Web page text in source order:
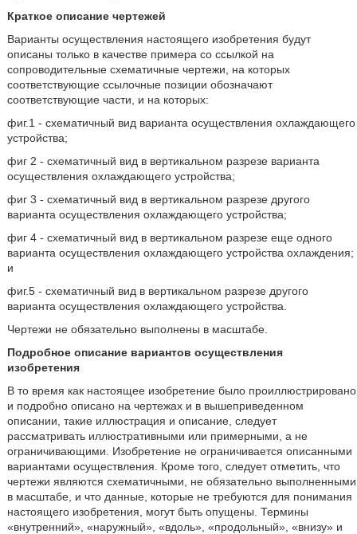
Краткое описание чертежей
Варианты осуществления настоящего изобретения будут
описаны только в качестве примера со ссылкой на
сопроводительные схематичные чертежи, на которых
соответствующие ссылочные позиции обозначают
соответствующие части, и на которых:
фиг.1 - схематичный вид варианта осуществления охлаждающего
устройства;
фиг 2 - схематичный вид в вертикальном разрезе варианта
осуществления охлаждающего устройства;
фиг 3 - схематичный вид в вертикальном разрезе другого
варианта осуществления охлаждающего устройства;
фиг 4 - схематичный вид в вертикальном разрезе еще одного
варианта осуществления охлаждающего устройства охлаждения;
и
фиг.5 - схематичный вид в вертикальном разрезе другого
варианта осуществления охлаждающего устройства.
Чертежи не обязательно выполнены в масштабе.
Подробное описание вариантов осуществления
изобретения
В то время как настоящее изобретение было проиллюстрировано
и подробно описано на чертежах и в вышеприведенном
описании, такие иллюстрация и описание, следует
рассматривать иллюстративными или примерными, а не
ограничивающими. Изобретение не ограничивается описанными
вариантами осуществления. Кроме того, следует отметить, что
чертежи являются схематичными, не обязательно выполненными
в масштабе, и что данные, которые не требуются для понимания
настоящего изобретения, могут быть опущены. Термины
«внутренний», «наружный», «вдоль», «продольный», «внизу» и